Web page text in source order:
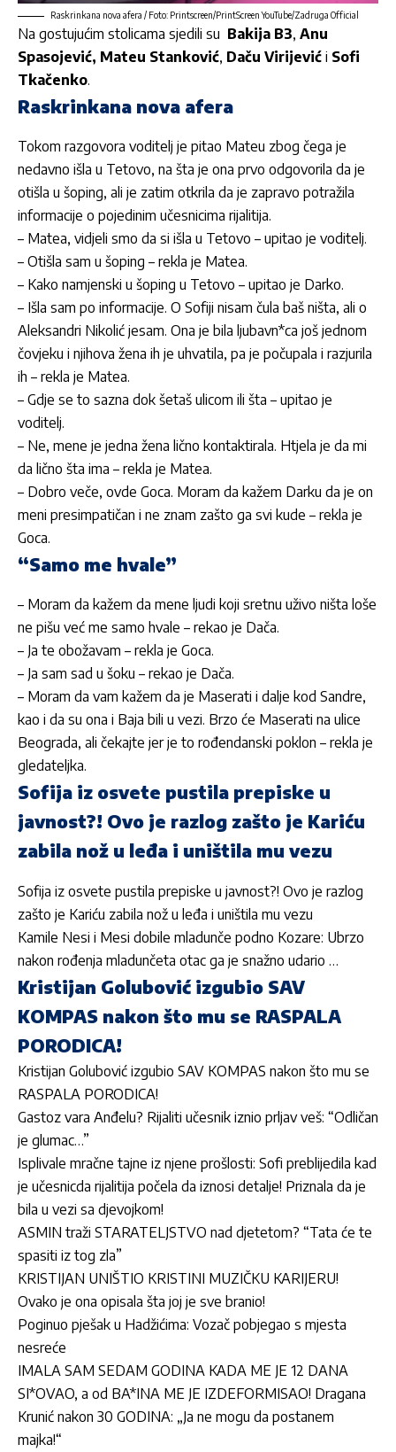
Raskrinkana nova afera / Foto: Printscreen/PrintScreen YouTube/Zadruga Official
Na gostujućim stolicama sjedili su Bakija B3, Anu
Spasojević, Mateu Stanković, Daču Virijević i Sofi
Tkačenko.
Raskrinkana nova afera
Tokom razgovora voditelj je pitao Mateu zbog čega je
nedavno išla u Tetovo, na šta je ona prvo odgovorila da je
otišla u šoping, ali je zatim otkrila da je zapravo potražila
informacije o pojedinim učesnicima rijalitija.
– Matea, vidjeli smo da si išla u Tetovo – upitao je voditelj.
– Otišla sam u šoping – rekla je Matea.
– Kako namjenski u šoping u Tetovo – upitao je Darko.
– Išla sam po informacije. O Sofiji nisam čula baš ništa, ali o
Aleksandri Nikolić jesam. Ona je bila ljubavn*ca još jednom
čovjeku i njihova žena ih je uhvatila, pa je počupala i razjurila
ih – rekla je Matea.
– Gdje se to sazna dok šetaš ulicom ili šta – upitao je
voditelj.
– Ne, mene je jedna žena lično kontaktirala. Htjela je da mi
da lično šta ima – rekla je Matea.
– Dobro veče, ovde Goca. Moram da kažem Darku da je on
meni presimpatičan i ne znam zašto ga svi kude – rekla je
Goca.
“Samo me hvale”
– Moram da kažem da mene ljudi koji sretnu uživo ništa loše
ne pišu već me samo hvale – rekao je Dača.
– Ja te obožavam – rekla je Goca.
– Ja sam sad u šoku – rekao je Dača.
– Moram da vam kažem da je Maserati i dalje kod Sandre,
kao i da su ona i Baja bili u vezi. Brzo će Maserati na ulice
Beograda, ali čekajte jer je to rođendanski poklon – rekla je
gledateljka.
Sofija iz osvete pustila prepiske u
javnost?! Ovo je razlog zašto je Kariću
zabila nož u leđa i uništila mu vezu
Sofija iz osvete pustila prepiske u javnost?! Ovo je razlog
zašto je Kariću zabila nož u leđa i uništila mu vezu
Kamile Nesi i Mesi dobile mladunče podno Kozare: Ubrzo
nakon rođenja mladunčeta otac ga je snažno udario …
Kristijan Golubović izgubio SAV
KOMPAS nakon što mu se RASPALA
PORODICA!
Kristijan Golubović izgubio SAV KOMPAS nakon što mu se
RASPALA PORODICA!
Gastoz vara Anđelu? Rijaliti učesnik iznio prljav veš: “Odličan
je glumac…”
Isplivale mračne tajne iz njene prošlosti: Sofi preblijedila kad
je učesnicda rijalitija počela da iznosi detalje! Priznala da je
bila u vezi sa djevojkom!
ASMIN traži STARATELJSTVO nad djetetom? “Tata će te
spasiti iz tog zla”
KRISTIJAN UNIŠTIO KRISTINI MUZIČKU KARIJERU!
Ovako je ona opisala šta joj je sve branio!
Poginuo pješak u Hadžićima: Vozač pobjegao s mjesta
nesreće
IMALA SAM SEDAM GODINA KADA ME JE 12 DANA
SI*OVAO, a od BA*INA ME JE IZDEFORMISAO! Dragana
Krunić nakon 30 GODINA: „Ja ne mogu da postanem
majka!“